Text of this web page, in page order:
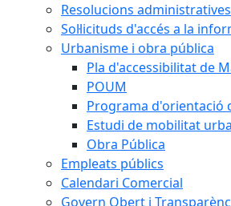
Resolucions
Sol·licituds d'accés a la
Urbanisme i obra pública
Pla d'accessibilitat de
POUM
Programa d'orientació
Estudi de mobilitat
Obra Pública
Empleats públics
Calendari Comercial
Govern Obert i